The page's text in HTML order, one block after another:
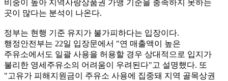
비중이 높아 지역사랑상품권 가맹 기준을 충족하지 못하는
곳이 많다는 분석이 나온다.
정부는 현행 기준 유지가 불가피하다는 입장이다.
행정안전부는 22일 입장문에서 "연 매출액이 높은
주유소에서도 일괄 사용을 허용할 경우 상대적으로 입지가
불리한 영세주유소의 어려움이 우려된다"고 설명했다. 또
"고유가 피해지원금이 주유소 사용에 집중돼 지역 골목상권